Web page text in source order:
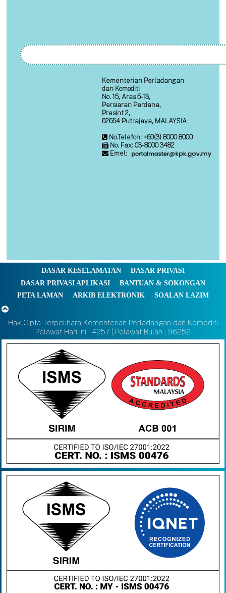
Kementerian Perladangan
dan Komoditi
No. 15, Aras 5-13,
Persiaran Perdana,
Presint 2,
62654 Putrajaya, MALAYSIA
No.Telefon: +60(3) 8000 8000
No. Fax: 03-8000 3482
Emel:
DASAR KESELAMATAN
DASAR PRIVASI
DASAR PRIVASI APLIKASI
BANTUAN & SOKONGAN
PETA LAMAN
ARKIB ELEKTRONIK SOALAN LAZIM
Hak Cipta Terpelihara Kementerian Perladangan dan Komoditi
Pelawat Hari Ini : 4257 | Pelawat Bulan : 96252